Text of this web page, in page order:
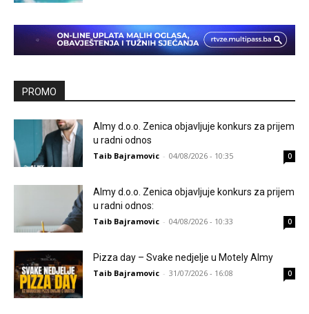
PROMO
Almy d.o.o. Zenica objavljuje konkurs za prijem
u radni odnos
Taib Bajramovic - 04/08/2026 - 10:35 0
Almy d.o.o. Zenica objavljuje konkurs za prijem
u radni odnos:
Taib Bajramovic - 04/08/2026 - 10:33 0
Pizza day – Svake nedjelje u Motely Almy
Taib Bajramovic - 31/07/2026 - 16:08 0